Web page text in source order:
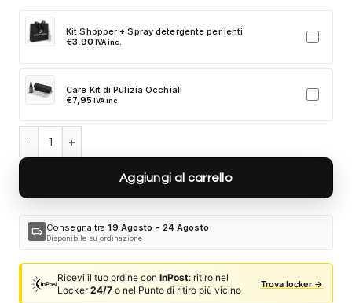
accidentale
Ricambi originali e certificati del produttore
Clicca sulla card per attivare l'assicurazione. Se non clicchi, non
verrà aggiunta al tuo ordine.
Kit Shopper + Spray detergente per lenti
€3,90 IVA inc.
Care Kit di Pulizia Occhiali
€7,95 IVA inc.
Aggiungi al carrello
local_shipping Consegna tra19 Agosto - 24 Agosto
Disponibile su ordinazione
Ricevi il tuo ordine conInPost: ritiro nel
Locker24/7 o nel Punto di ritiro più vicino
Trova locker →